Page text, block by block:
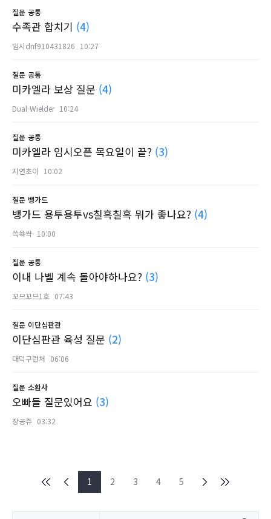
질문 공통
수족관 합치기 (4)
임시dnf910431826 10:27
질문 공통
미카엘라 보상 질문 (4)
Dual-Wielder 10:24
질문 공통
미카엘라 임시오픈 목요일이 끝? (3)
지연초이 10:02
질문 뱅가드
뱅가드 용투용투vs칠흑칠흑 뭐가 좋나요? (4)
쓱쑉쌱 10:00
질문 공통
이내 나벨 계속 돌아야하나요? (3)
꼬므꼬므1호 07:43
질문 이단심판관
이단심판관 육성 질문 (2)
대덕구런처 06:06
질문 소환사
오빠들 질문있어요 (3)
장공쥬 03:32
1 2 3 4 5